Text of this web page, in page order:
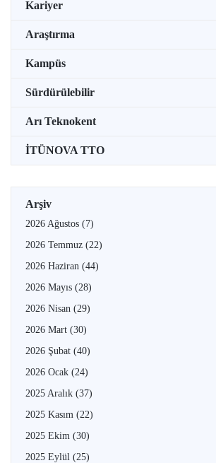
Kariyer
Araştırma
Kampüs
Sürdürülebilir
Arı Teknokent
İTÜNOVA TTO
Arşiv
2026 Ağustos (7)
2026 Temmuz (22)
2026 Haziran (44)
2026 Mayıs (28)
2026 Nisan (29)
2026 Mart (30)
2026 Şubat (40)
2026 Ocak (24)
2025 Aralık (37)
2025 Kasım (22)
2025 Ekim (30)
2025 Eylül (25)